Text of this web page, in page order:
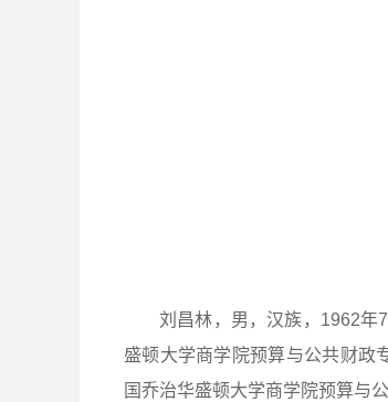
刘昌林，男，汉族，1962年
盛顿大学商学院预算与公共财政
国乔治华盛顿大学商学院预算与